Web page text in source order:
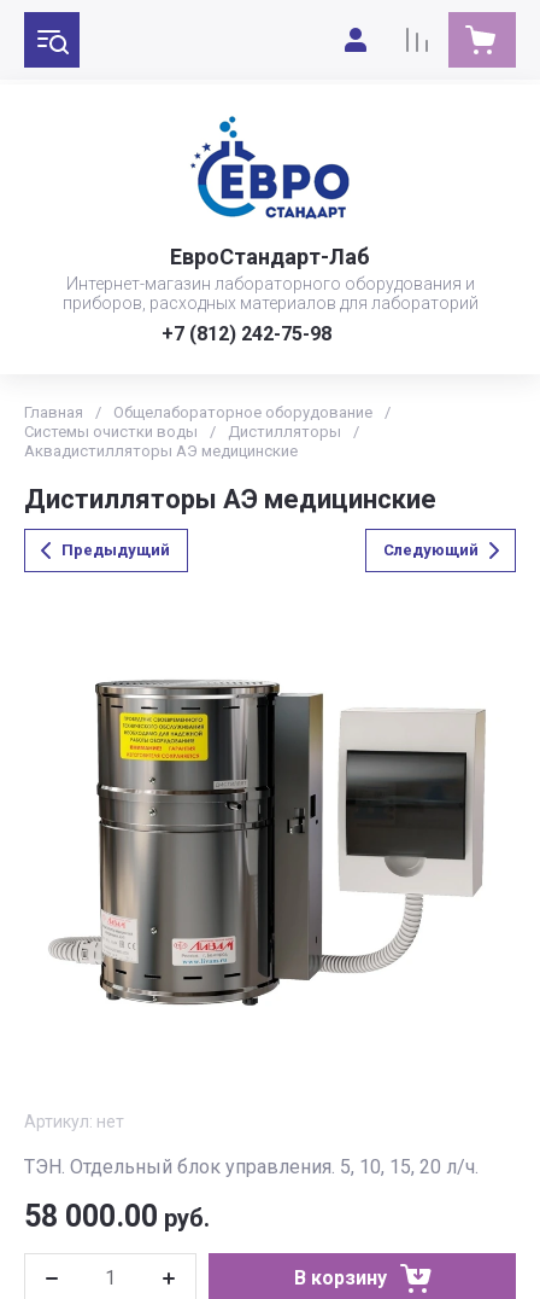
ЕвроСтандарт-Лаб
Интернет-магазин лабораторного оборудования и
приборов, расходных материалов для лабораторий
+7 (812) 242-75-98
Главная / Общелабораторное оборудование
/
Системы очистки воды
/ Дистилляторы
/
Аквадистилляторы АЭ медицинские
Дистилляторы АЭ медицинские
Предыдущий Следующий
Артикул: нет
ТЭН. Отдельный блок управления. 5, 10, 15, 20 л/ч.
58 000.00 руб.
В корзину